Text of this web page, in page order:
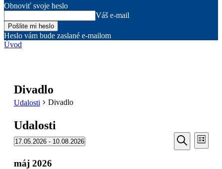
Obnoviť svoje heslo
Váš e-mail
Heslo vám bude zaslané e-mailom
Úvod
Divadlo
Udalosti Divadlo
Udalosti
Udalosti
Search
Vyhľadať
Zoznam
17.05.2026 - 10.08.2026
dátum.
máj 2026